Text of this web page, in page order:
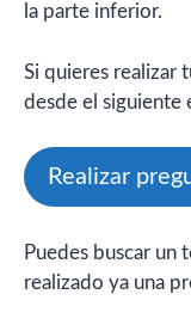
la parte inferior.
Si quieres realizar
desde el siguiente
Realizar
Puedes buscar un
realizado ya una